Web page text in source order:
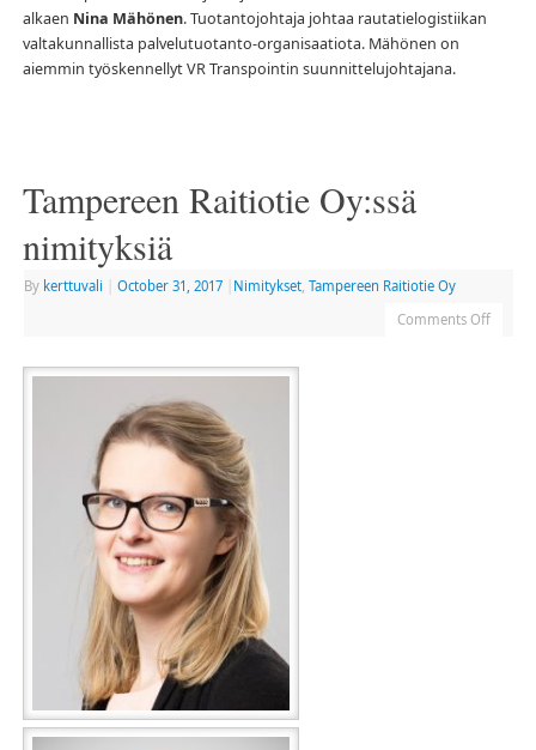
alkaen Nina Mähönen. Tuotantojohtaja johtaa rautatielogistiikan
valtakunnallista palvelutuotanto-organisaatiota. Mähönen on
aiemmin työskennellyt VR Transpointin suunnittelujohtajana.
Tampereen Raitiotie Oy:ssä
nimityksiä
By kerttuvali October 31, 2017 Nimitykset, Tampereen Raitiotie Oy
Comments Off